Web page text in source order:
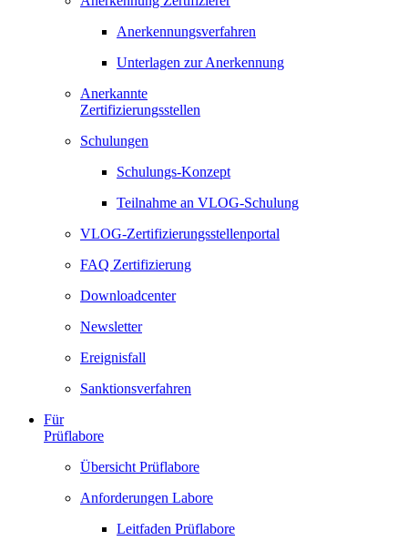
Anerkennungsverfahren
Unterlagen zur Anerkennung
Anerkannte
Zertifizierungsstellen
Schulungen
Schulungs-Konzept
Teilnahme an VLOG-Schulung
VLOG-Zertifizierungsstellenportal
FAQ Zertifizierung
Downloadcenter
Newsletter
Ereignisfall
Sanktionsverfahren
Für
Prüflabore
Übersicht Prüflabore
Anforderungen Labore
Leitfaden Prüflabore